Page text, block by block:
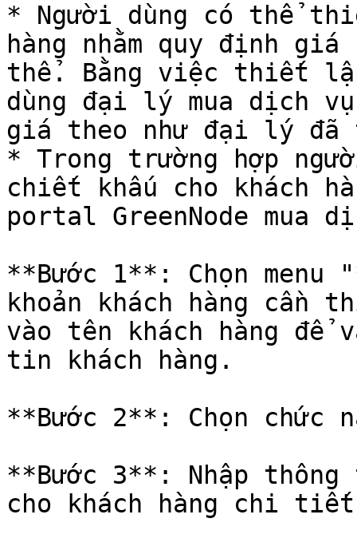
* Người dùng có thể
hàng nhằm quy định
thể. Bằng việc thiết
dùng đại lý mua dịch vụ
giá theo như đại lý
* Trong trường hợp
chiết khấu cho khách
portal GreenNode
**Bước 1**: Chọn
khoản khách hàng cần
vào tên khách hàng để
tin khách hàng.
**Bước 2**: Chọn chức
**Bước 3**: Nhập thông
cho khách hàng chi tiết